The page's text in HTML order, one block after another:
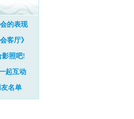
的表现
客厅》
影照吧!
起互动
名单